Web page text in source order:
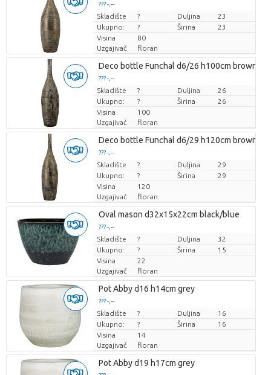
??? -,--
Cijena po komadu
Skladište ? Duljina
23
Ukupno:
? Širina
23
Visina
80
Uzgajivač
floran
Deco bottle Funchal d6/26 h100cm brown
??? -,--
Cijena po komadu
Skladište ? Duljina
26
Ukupno:
? Širina
26
Visina
100
Uzgajivač
floran
Deco bottle Funchal d6/29 h120cm brown
??? -,--
Cijena po komadu
Skladište ? Duljina
29
Ukupno:
? Širina
29
Visina
120
Uzgajivač
floran
Oval mason d32x15x22cm black/blue
??? -,--
Cijena po komadu
Skladište ? Duljina
32
Ukupno:
? Širina
15
Visina
22
Uzgajivač
floran
Pot Abby d16 h14cm grey
??? -,--
Cijena po komadu
Skladište ? Duljina
16
Ukupno:
? Širina
16
Visina
14
Uzgajivač
floran
Pot Abby d19 h17cm grey